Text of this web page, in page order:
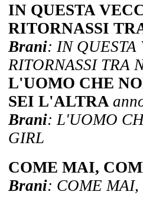
IN QUESTA
RITORNASSI
Brani: IN QUESTA
RITORNASSI TRA
L'UOMO CHE
SEI L'ALTRA
Brani: L'UOMO
GIRL
COME MAI,
Brani: COME MAI,